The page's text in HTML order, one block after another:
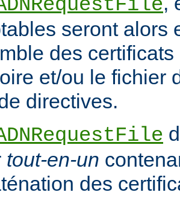
seront alors
des
et/ou le fichier
directives.
tout-en-un
des